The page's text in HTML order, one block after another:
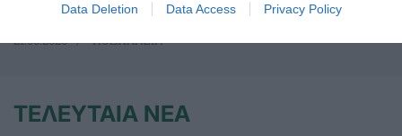
Data Deletion Data Access Privacy Policy
21.06.2026 ΠΟΔΗΛΑΣΙΑ
ΤΕΛΕΥΤΑΙΑ ΝΕΑ